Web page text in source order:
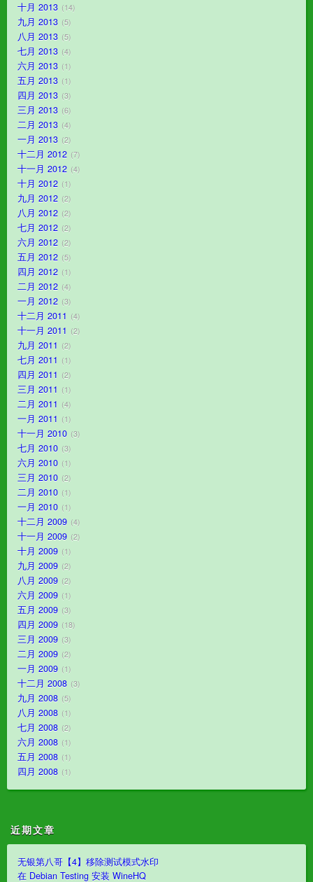
十月 2013 14
九月 2013 5
八月 2013 5
七月 2013 4
六月 2013 1
五月 2013 1
四月 2013 3
三月 2013 6
二月 2013 4
一月 2013 2
十二月 2012 7
十一月 2012 4
十月 2012 1
九月 2012 2
八月 2012 2
七月 2012 2
六月 2012 2
五月 2012 5
四月 2012 1
二月 2012 4
一月 2012 3
十二月 2011 4
十一月 2011 2
九月 2011 2
七月 2011 1
四月 2011 2
三月 2011 1
二月 2011 4
一月 2011 1
十一月 2010 3
七月 2010 3
六月 2010 1
三月 2010 2
二月 2010 1
一月 2010 1
十二月 2009 4
十一月 2009 2
十月 2009 1
九月 2009 2
八月 2009 2
六月 2009 1
五月 2009 3
四月 2009 18
三月 2009 3
二月 2009 2
一月 2009 1
十二月 2008 3
九月 2008 5
八月 2008 1
七月 2008 2
六月 2008 1
五月 2008 1
四月 2008 1
近期文章
无银第八哥【4】移除测试模式水印
在 Debian Testing 安装 WineHQ